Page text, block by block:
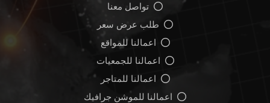
تواصل معنا
طلب عرض سعر
اعمالنا للمواقع
اعمالنا للجمعيات
اعمالنا للمتاجر
اعمالنا للموشن جرافيك